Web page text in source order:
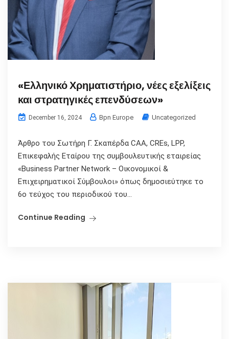
«Ελληνικό Χρηματιστήριο, νέες εξελίξεις
και στρατηγικές επενδύσεων»
December 16, 2024 Bpn Europe Uncategorized
Άρθρο του Σωτήρη Γ. Σκαπέρδα CAA, CREs, LPP,
Επικεφαλής Εταίρου της συμβουλευτικής εταιρείας
«Business Partner Network – Οικονομικοί &
Επιχειρηματικοί Σύμβουλοι» όπως δημοσιεύτηκε το
6ο τεύχος του περιοδικού του...
Continue Reading